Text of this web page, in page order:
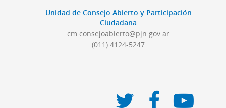
Unidad de Consejo Abierto y Participación
Ciudadana
cm.consejoabierto@pjn.gov.ar
(011) 4124-5247